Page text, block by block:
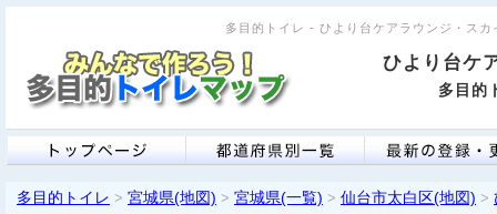
多目的トイレ - ひより台ケアラウンジ・ス
ひより台ケ
多目的
多目的トイレ > 宮城県(地図) > 宮城県(一覧) > 仙台市太白区(地図) >